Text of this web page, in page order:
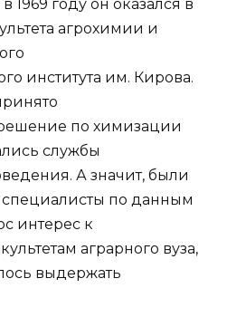
1969 году он оказался в
агрохимии и
института им. Кирова.
по химизации
службы
А значит, были
по данным
интерес к
аграрного вуза,
выдержать